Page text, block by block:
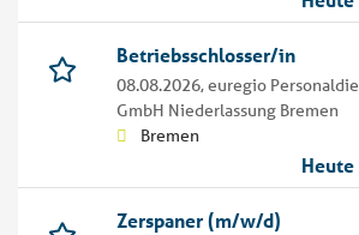
Betriebsschlosser/in
08.08.2026,euregio
GmbH Niederlassung Bremen
Bremen
Zerspaner (m/w/d)